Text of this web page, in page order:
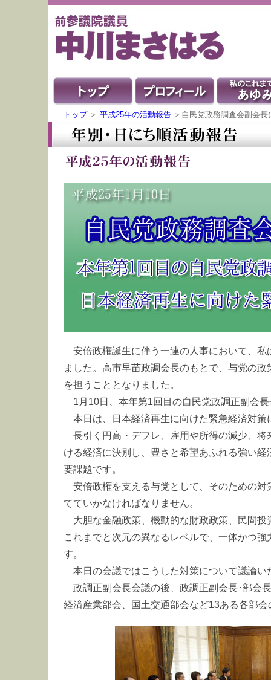
トップ＞ 平成25年の活動報告 ＞自民党政務調査会副会
安倍政権誕生に伴う一連の人事において、
ました。高市早苗政調会長のもとで、与党の
を担うこととなりました。
1月10日、本年第1回目の自民党政調正副会
本日は、日本経済再生に向けた緊急経済対策
長引く円高・デフレ、雇用や所得の減少、将
ける経済に決別し、豊さと希望あふれる強い
要課題です。
安倍政権を支える与党として、そのための対
てていかなければなりません。
大胆な金融政策、機動的な財政政策、民間投
これまでと次元の異なるレベルで、一体かつ
す。
本日の会議ではこうした対策について議論い
政調正副会長会議の後、政調正副会長･部会
経済産業部会、国土交通部会など13ある各部